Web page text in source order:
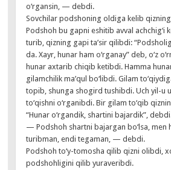
o‘rgansin, — debdi.
Sovchilar podshoning oldiga kelib
Podshoh bu gapni eshitib avval achchig‘i
turib, qizning gapi ta’sir qilibdi:
da. Xayr, hunar ham o‘rganay” deb, o‘z
hunar axtarib chiqib ketibdi. Hamma
gilamchilik ma’qul bo‘libdi. Gilam
topib, shunga shogird tushibdi. Uch yil-u
to‘qishni o‘rganibdi. Bir gilam to‘qib
“Hunar o‘rgandik, shartini bajardik”,
— Podshoh shartni bajargan bo‘lsa, men
turibman, endi tegaman, — debdi.
Podshoh to‘y-tomosha qilib qizni olibdi,
podshohligini qilib yuraveribdi.